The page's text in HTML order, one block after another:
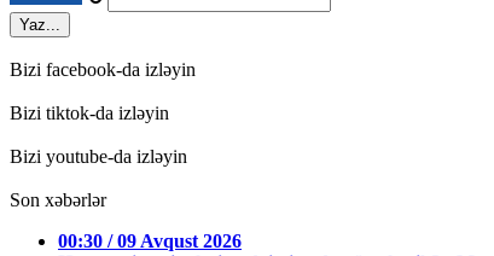
Yaz...
Bizi facebook-da izləyin
Bizi tiktok-da izləyin
Bizi youtube-da izləyin
Son xəbərlər
00:30 / 09 Avqust 2026